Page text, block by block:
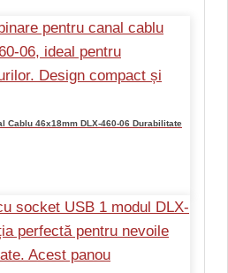
Cablu 46x18mm DLX-460-06 Durabilitate